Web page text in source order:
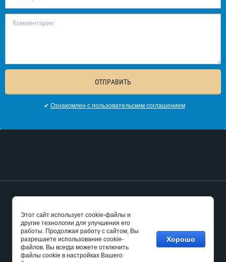
ОТПРАВИТЬ
✔ Ознакомлен с пользовательским соглашением
веб-студия Мегагруп,создание сайта бизнес
Этот сайт использует cookie-файлы и
другие технологии для улучшения его
работы. Продолжая работу с сайтом, Вы
разрешаете использование cookie-
файлов. Вы всегда можете отключить
файлы cookie в настройках Вашего
Хорошо